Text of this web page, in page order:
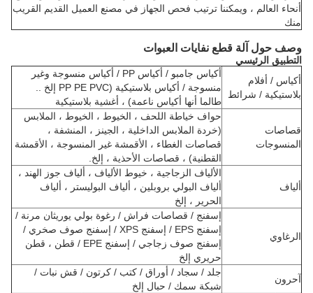
أنحاء العالم ، ويمكننا ترتيب فحص الجهاز في مصنع العميل القديم القريب
منك
وصف حول آلة قطع نفايات العبوات
التطبيق الرئيسي
أكياس / أفلام
بلاستيكية / شرائط
أكياس جامبو / أكياس PP / أكياس منسوجة وغير
منسوجة / أكياس بلاستيكية (PP PE PVC إلخ ..
طالما أنها أكياس ناعمة) ، أغشية بلاستيكية
قصاصات
المنسوجات
حواف خياطة اللحف ، الخيوط ، الخيوط ، الملابس
(خردة الملابس الداخلية ، الجينز ، المنشفة ،
قصاصات الغطاء ، الأقمشة غير المنسوجة ، الأقمشة
القطنية) ، قصاصات الأحذية ، إلخ.
ألياف
الألياف الزجاجية ، خيوط الألياف ، ألياف جوز الهند ،
ألياف البولي بروبلين ، ألياف البوليستر ، ألياف
الحرير ، إلخ
الرغاوي
إسفنج / قصاصات فراش / رغوة بولي يوريثان مرنة /
إسفنج EPS / إسفنج XPS / إسفنج صوف صخري /
إسفنج صوف زجاجي / إسفنج EPE / قطن ، قطن
حريري إلخ
آحرون
جلد / سجاد / أوراق / كتب / كرتون / قش نبات /
شبكة سمك / حبال إلخ